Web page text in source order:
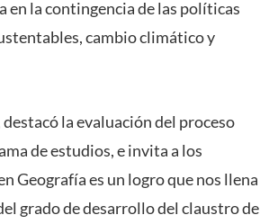
la contingencia de las políticas
cambio climático y
la evaluación del proceso
de estudios, e invita a los
Geografía es un logro que nos llena
grado de desarrollo del claustro de